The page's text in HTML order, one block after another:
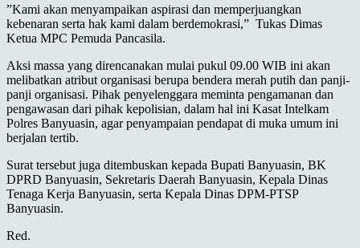
​”Kami akan menyampaikan aspirasi dan memperjuangkan
kebenaran serta hak kami dalam berdemokrasi,” Tukas Dimas
Ketua MPC Pemuda Pancasila.
​Aksi massa yang direncanakan mulai pukul 09.00 WIB ini akan
melibatkan atribut organisasi berupa bendera merah putih dan panji-
panji organisasi. Pihak penyelenggara meminta pengamanan dan
pengawasan dari pihak kepolisian, dalam hal ini Kasat Intelkam
Polres Banyuasin, agar penyampaian pendapat di muka umum ini
berjalan tertib.
​Surat tersebut juga ditembuskan kepada Bupati Banyuasin, BK
DPRD Banyuasin, Sekretaris Daerah Banyuasin, Kepala Dinas
Tenaga Kerja Banyuasin, serta Kepala Dinas DPM-PTSP
Banyuasin.
Red.